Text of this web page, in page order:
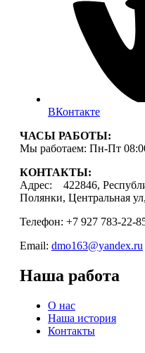
ВКонтакте
ЧАСЫ РАБОТЫ:
Мы работаем: Пн-Пт
КОНТАКТЫ:
Адрес: 422846,
Полянки, Центральная
Телефон: +7 927 783-22-
Email: dmo163@yandex.ru
Наша работа
О нас
Наша история
Контакты